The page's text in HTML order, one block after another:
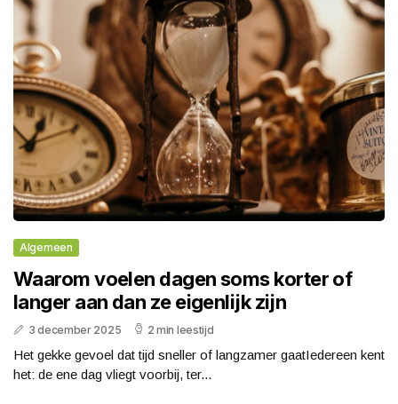
Algemeen
Waarom voelen dagen soms korter of
langer aan dan ze eigenlijk zijn
3 december 2025 2 min leestijd
Het gekke gevoel dat tijd sneller of langzamer gaatIedereen kent
het: de ene dag vliegt voorbij, ter...